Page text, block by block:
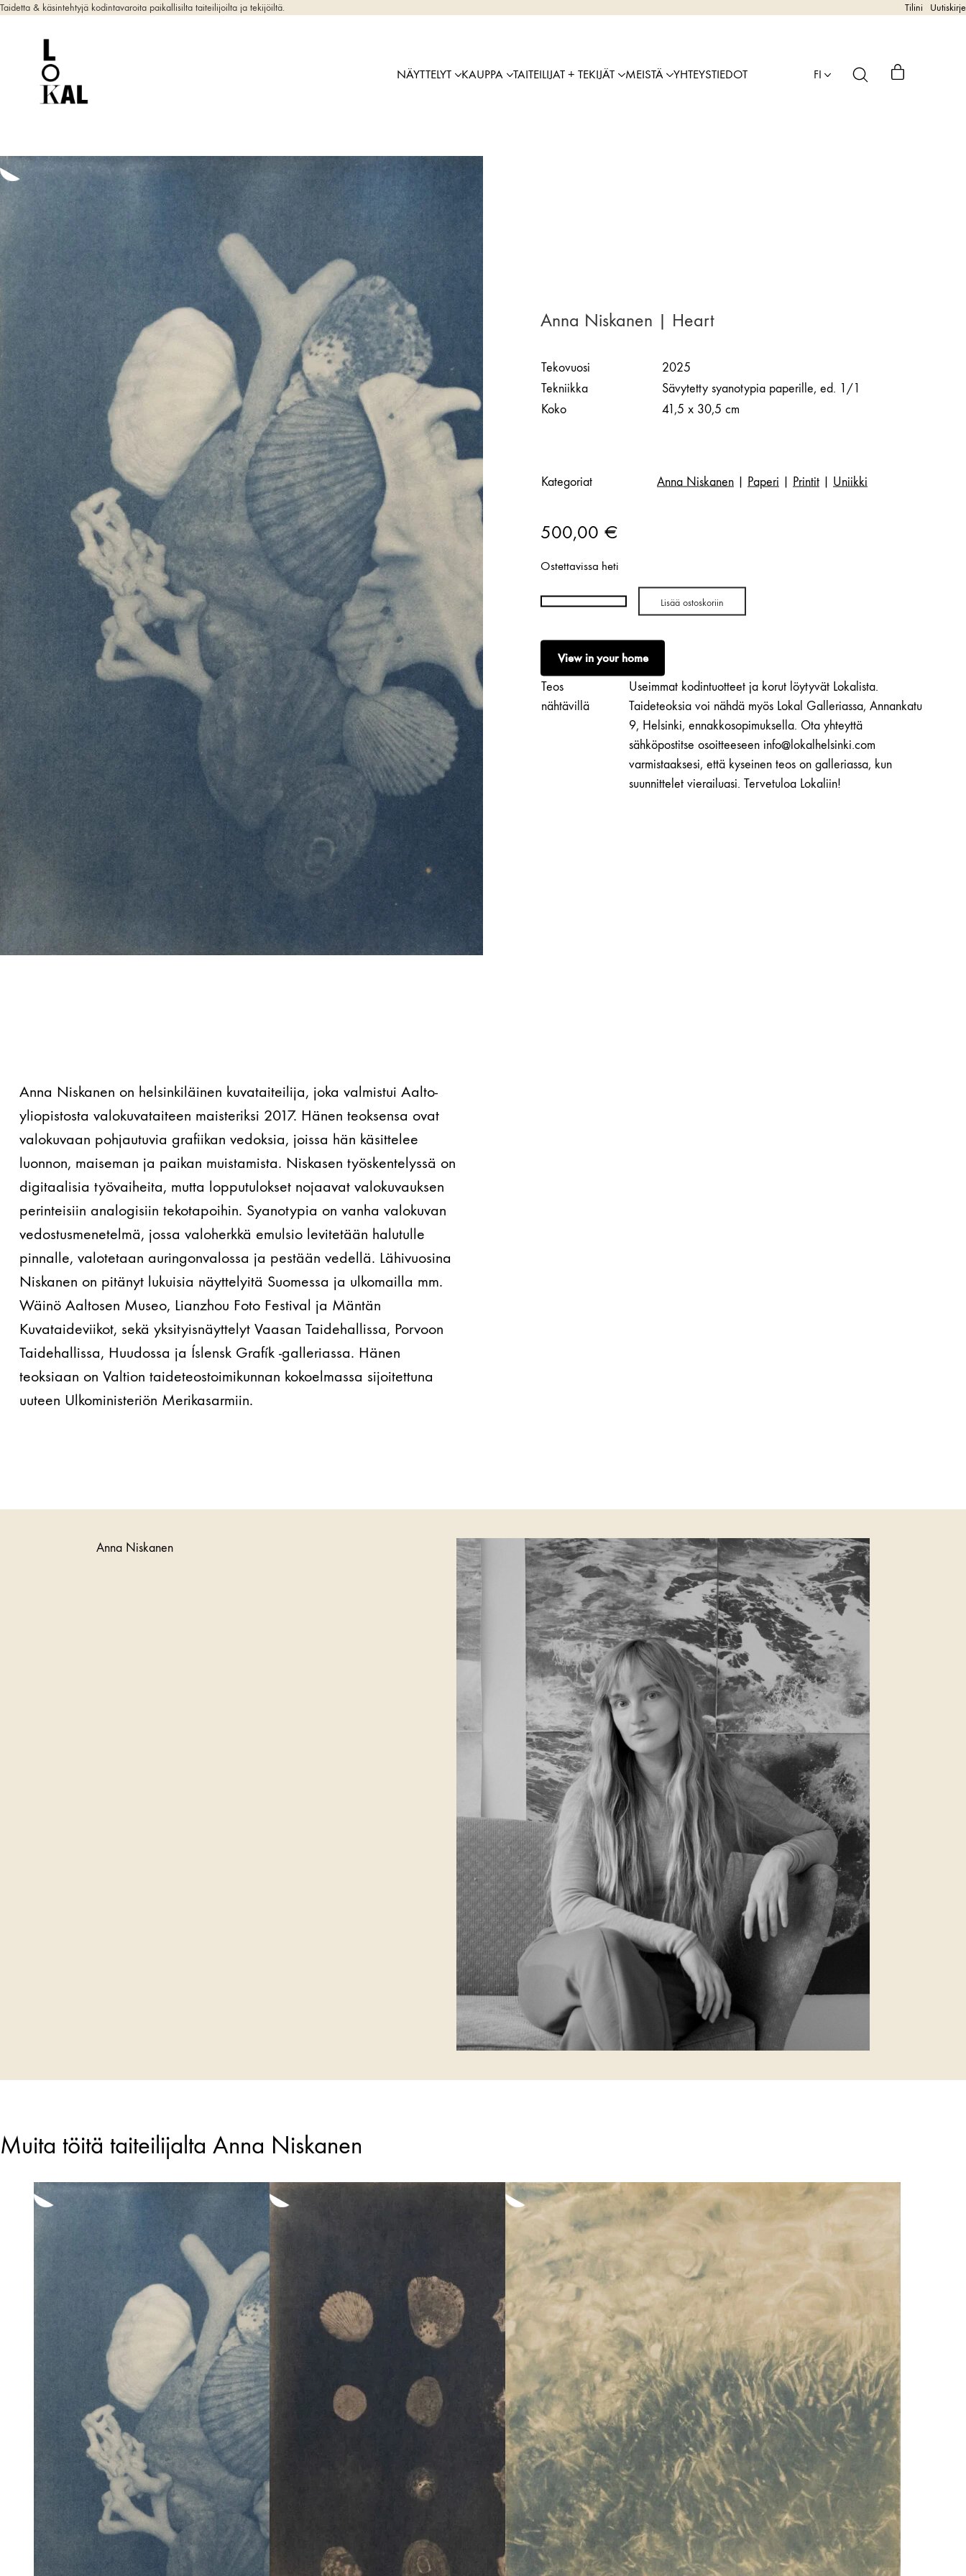
Taidetta & käsintehtyjä kodintavaroita paikallisilta taiteilijoilta ja tekijöiltä. Tilini Uutiskirje
NÄYTTELYT KAUPPA TAITEILIJAT + TEKIJÄT MEISTÄ YHTEYSTIEDOT FI
Anna Niskanen | Heart
Tekovuosi
2025
Tekniikka
Sävytetty syanotypia paperille, ed. 1/1
Koko
41,5 x 30,5 cm
Kategoriat Anna Niskanen | Paperi | Printit | Uniikki
500,00 €
Ostettavissa heti
Anna
|
Heart
määrä
Lisää ostoskoriin
View in your home
Teos
nähtävillä
Useimmat kodintuotteet ja korut löytyvät Lokalista.
Taideteoksia voi nähdä myös Lokal Galleriassa, Annankatu
9, Helsinki, ennakkosopimuksella. Ota yhteyttä
sähköpostitse osoitteeseen info@lokalhelsinki.com
varmistaaksesi, että kyseinen teos on galleriassa, kun
suunnittelet vierailuasi. Tervetuloa Lokaliin!
Anna Niskanen on helsinkiläinen kuvataiteilija, joka valmistui Aalto-
yliopistosta valokuvataiteen maisteriksi 2017. Hänen teoksensa ovat
valokuvaan pohjautuvia grafiikan vedoksia, joissa hän käsittelee
luonnon, maiseman ja paikan muistamista. Niskasen työskentelyssä on
digitaalisia työvaiheita, mutta lopputulokset nojaavat valokuvauksen
perinteisiin analogisiin tekotapoihin. Syanotypia on vanha valokuvan
vedostusmenetelmä, jossa valoherkkä emulsio levitetään halutulle
pinnalle, valotetaan auringonvalossa ja pestään vedellä. Lähivuosina
Niskanen on pitänyt lukuisia näyttelyitä Suomessa ja ulkomailla mm.
Wäinö Aaltosen Museo, Lianzhou Foto Festival ja Mäntän
Kuvataideviikot, sekä yksityisnäyttelyt Vaasan Taidehallissa, Porvoon
Taidehallissa, Huudossa ja Íslensk Grafík -galleriassa. Hänen
teoksiaan on Valtion taideteostoimikunnan kokoelmassa sijoitettuna
uuteen Ulkoministeriön Merikasarmiin.
Anna Niskanen
Muita töitä taiteilijalta Anna Niskanen